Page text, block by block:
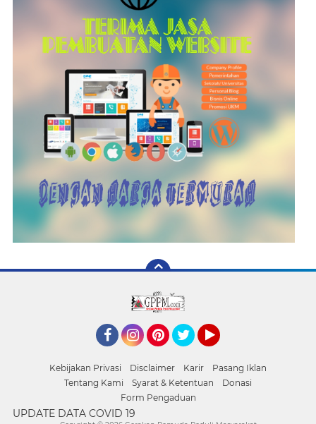
Kebijakan Privasi Disclaimer Karir
Pasang Iklan
Tentang Kami
Syarat & Ketentuan
Donasi
Form Pengaduan
UPDATE DATA COVID 19